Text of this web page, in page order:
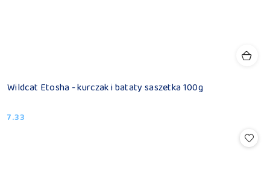
Wildcat Etosha - kurczak i bataty saszetka 100g
Cena:
7.33